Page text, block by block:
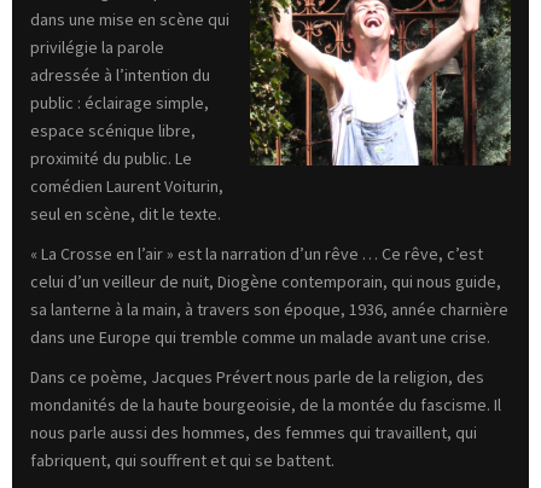
dans une mise en scène qui
privilégie la parole
adressée à l’intention du
public : éclairage simple,
espace scénique libre,
proximité du public. Le
comédien Laurent Voiturin,
seul en scène, dit le texte.
« La Crosse en l’air » est la narration d’un rêve … Ce rêve, c’est
celui d’un veilleur de nuit, Diogène contemporain, qui nous guide,
sa lanterne à la main, à travers son époque, 1936, année charnière
dans une Europe qui tremble comme un malade avant une crise.
Dans ce poème, Jacques Prévert nous parle de la religion, des
mondanités de la haute bourgeoisie, de la montée du fascisme. Il
nous parle aussi des hommes, des femmes qui travaillent, qui
fabriquent, qui souffrent et qui se battent.